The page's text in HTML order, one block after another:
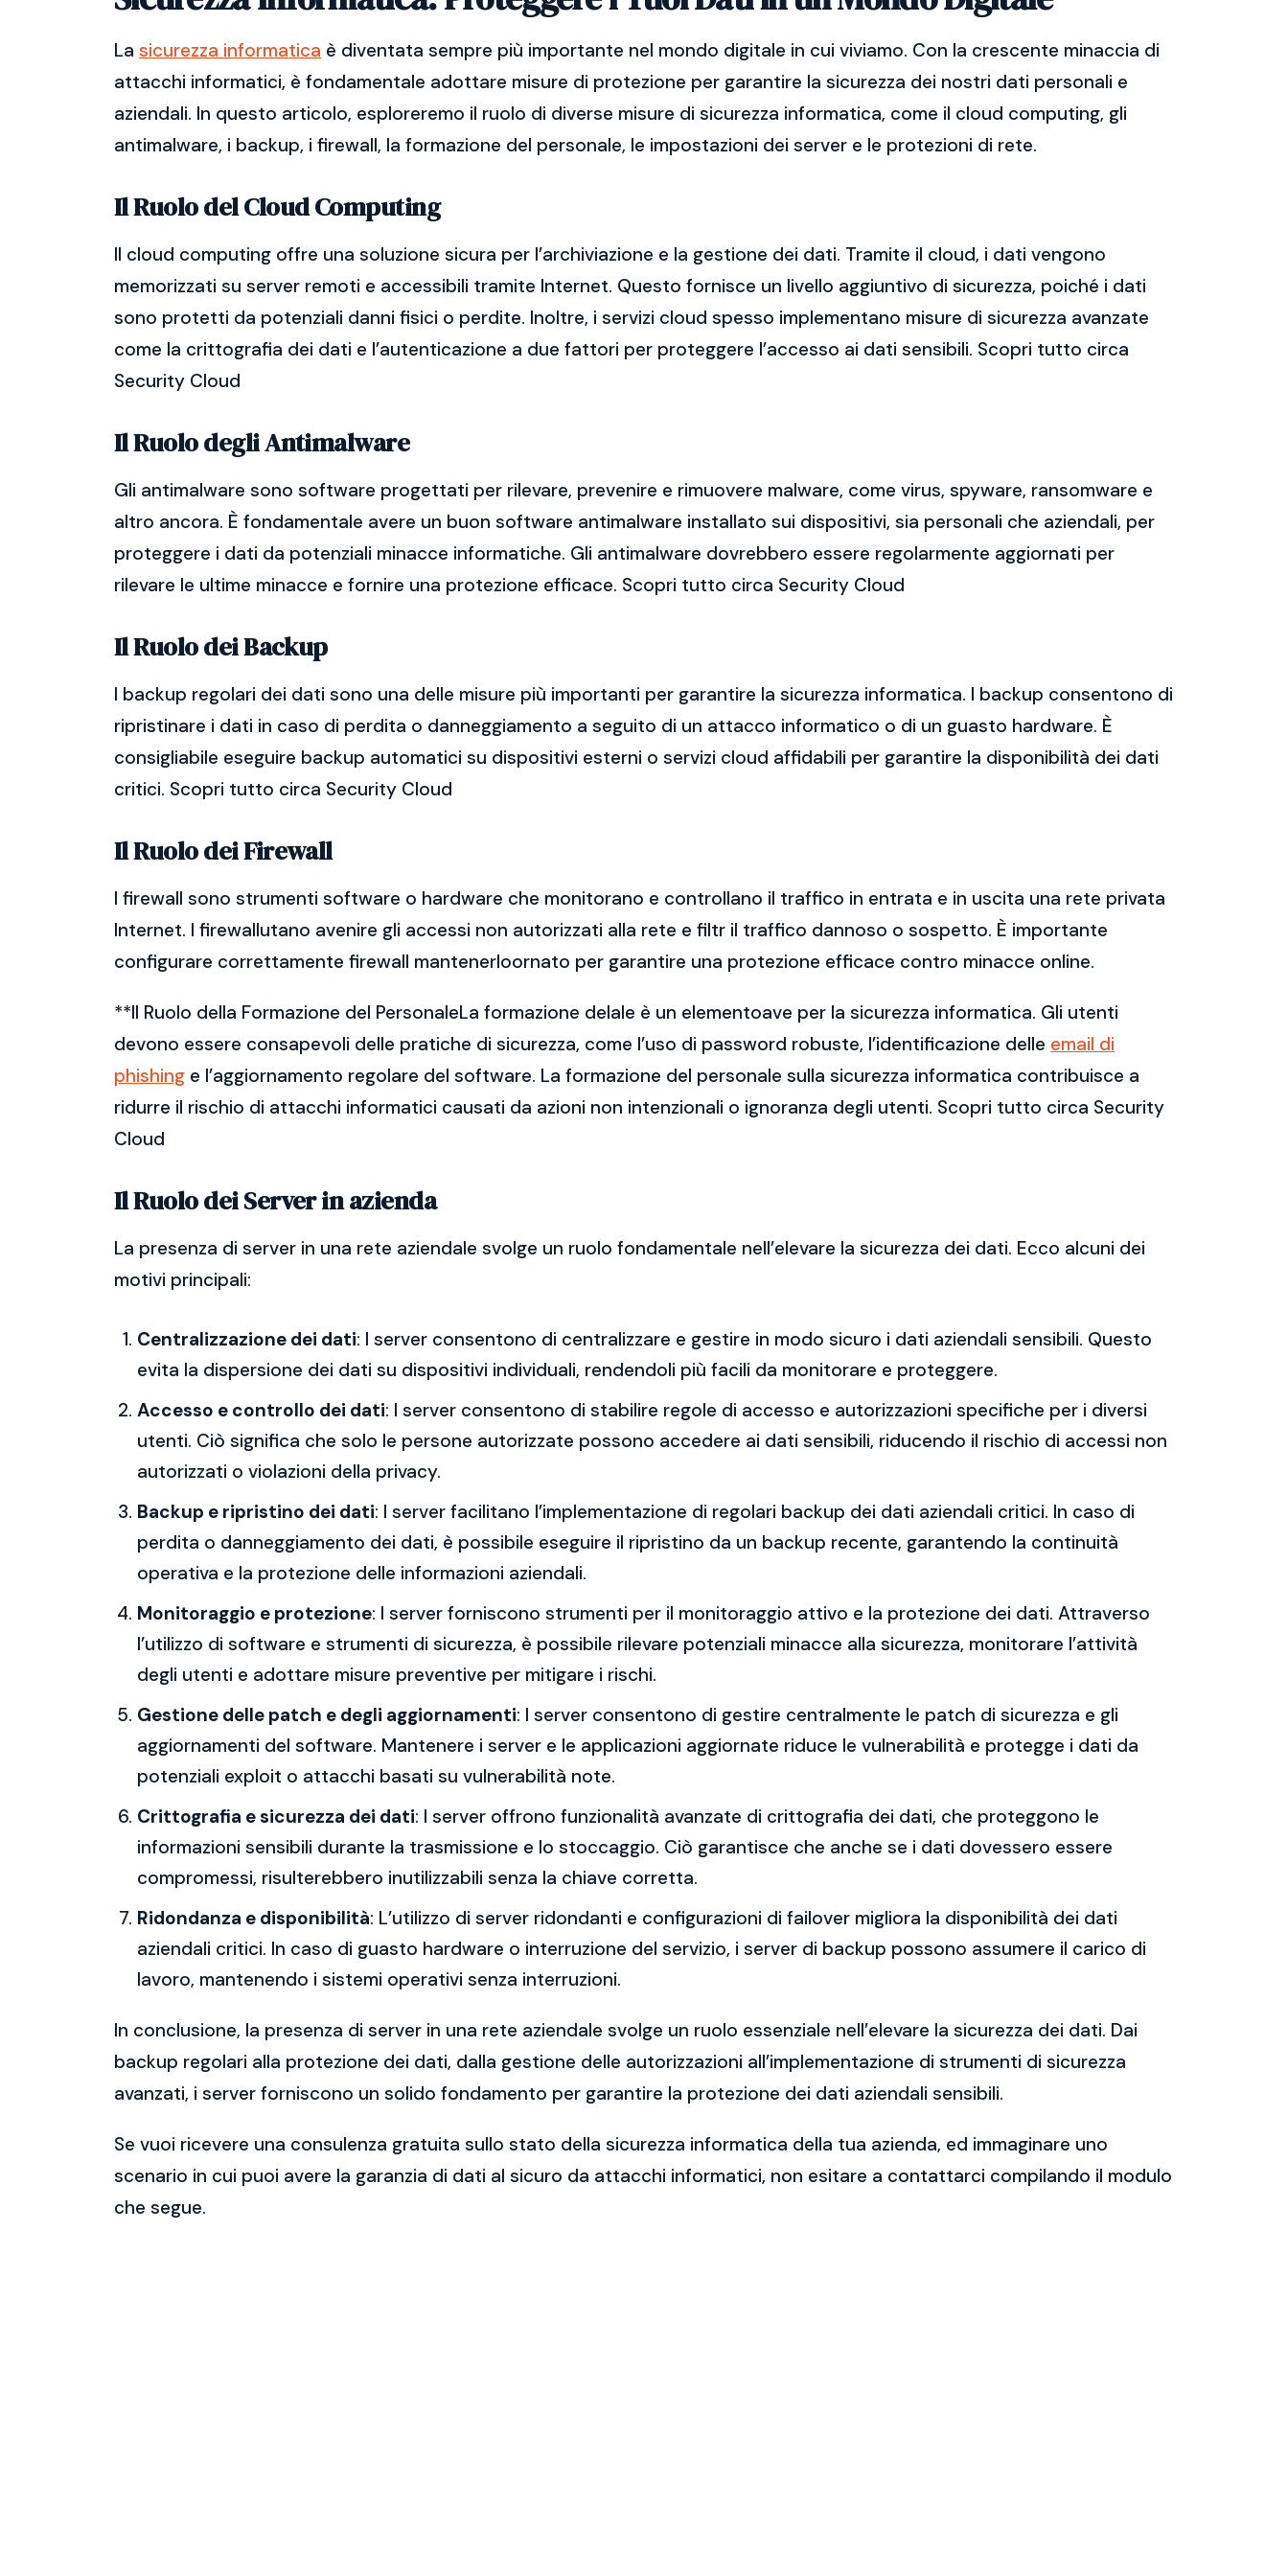
La sicurezza informatica è diventata sempre più importante nel mondo digitale in cui viviamo. Con la crescente minaccia di
attacchi informatici, è fondamentale adottare misure di protezione per garantire la sicurezza dei nostri dati personali e
aziendali. In questo articolo, esploreremo il ruolo di diverse misure di sicurezza informatica, come il cloud computing, gli
antimalware, i backup, i firewall, la formazione del personale, le impostazioni dei server e le protezioni di rete.
Il Ruolo del Cloud Computing
Il cloud computing offre una soluzione sicura per l’archiviazione e la gestione dei dati. Tramite il cloud, i dati vengono
memorizzati su server remoti e accessibili tramite Internet. Questo fornisce un livello aggiuntivo di sicurezza, poiché i dati
sono protetti da potenziali danni fisici o perdite. Inoltre, i servizi cloud spesso implementano misure di sicurezza avanzate
come la crittografia dei dati e l’autenticazione a due fattori per proteggere l’accesso ai dati sensibili. Scopri tutto circa
Security Cloud
Il Ruolo degli Antimalware
Gli antimalware sono software progettati per rilevare, prevenire e rimuovere malware, come virus, spyware, ransomware e
altro ancora. È fondamentale avere un buon software antimalware installato sui dispositivi, sia personali che aziendali, per
proteggere i dati da potenziali minacce informatiche. Gli antimalware dovrebbero essere regolarmente aggiornati per
rilevare le ultime minacce e fornire una protezione efficace. Scopri tutto circa Security Cloud
Il Ruolo dei Backup
I backup regolari dei dati sono una delle misure più importanti per garantire la sicurezza informatica. I backup consentono di
ripristinare i dati in caso di perdita o danneggiamento a seguito di un attacco informatico o di un guasto hardware. È
consigliabile eseguire backup automatici su dispositivi esterni o servizi cloud affidabili per garantire la disponibilità dei dati
critici. Scopri tutto circa Security Cloud
Il Ruolo dei Firewall
I firewall sono strumenti software o hardware che monitorano e controllano il traffico in entrata e in uscita una rete privata
Internet. I firewallutano avenire gli accessi non autorizzati alla rete e filtr il traffico dannoso o sospetto. È importante
configurare correttamente firewall mantenerloornato per garantire una protezione efficace contro minacce online.
**Il Ruolo della Formazione del PersonaleLa formazione delale è un elementoave per la sicurezza informatica. Gli utenti
devono essere consapevoli delle pratiche di sicurezza, come l’uso di password robuste, l’identificazione delle email di
phishing e l’aggiornamento regolare del software. La formazione del personale sulla sicurezza informatica contribuisce a
ridurre il rischio di attacchi informatici causati da azioni non intenzionali o ignoranza degli utenti. Scopri tutto circa Security
Cloud
Il Ruolo dei Server in azienda
La presenza di server in una rete aziendale svolge un ruolo fondamentale nell’elevare la sicurezza dei dati. Ecco alcuni dei
motivi principali:
Centralizzazione dei dati: I server consentono di centralizzare e gestire in modo sicuro i dati aziendali sensibili. Questo
evita la dispersione dei dati su dispositivi individuali, rendendoli più facili da monitorare e proteggere.
Accesso e controllo dei dati: I server consentono di stabilire regole di accesso e autorizzazioni specifiche per i diversi
utenti. Ciò significa che solo le persone autorizzate possono accedere ai dati sensibili, riducendo il rischio di accessi non
autorizzati o violazioni della privacy.
Backup e ripristino dei dati: I server facilitano l’implementazione di regolari backup dei dati aziendali critici. In caso di
perdita o danneggiamento dei dati, è possibile eseguire il ripristino da un backup recente, garantendo la continuità
operativa e la protezione delle informazioni aziendali.
Monitoraggio e protezione: I server forniscono strumenti per il monitoraggio attivo e la protezione dei dati. Attraverso
l’utilizzo di software e strumenti di sicurezza, è possibile rilevare potenziali minacce alla sicurezza, monitorare l’attività
degli utenti e adottare misure preventive per mitigare i rischi.
Gestione delle patch e degli aggiornamenti: I server consentono di gestire centralmente le patch di sicurezza e gli
aggiornamenti del software. Mantenere i server e le applicazioni aggiornate riduce le vulnerabilità e protegge i dati da
potenziali exploit o attacchi basati su vulnerabilità note.
Crittografia e sicurezza dei dati: I server offrono funzionalità avanzate di crittografia dei dati, che proteggono le
informazioni sensibili durante la trasmissione e lo stoccaggio. Ciò garantisce che anche se i dati dovessero essere
compromessi, risulterebbero inutilizzabili senza la chiave corretta.
Ridondanza e disponibilità: L’utilizzo di server ridondanti e configurazioni di failover migliora la disponibilità dei dati
aziendali critici. In caso di guasto hardware o interruzione del servizio, i server di backup possono assumere il carico di
lavoro, mantenendo i sistemi operativi senza interruzioni.
In conclusione, la presenza di server in una rete aziendale svolge un ruolo essenziale nell’elevare la sicurezza dei dati. Dai
backup regolari alla protezione dei dati, dalla gestione delle autorizzazioni all’implementazione di strumenti di sicurezza
avanzati, i server forniscono un solido fondamento per garantire la protezione dei dati aziendali sensibili.
Se vuoi ricevere una consulenza gratuita sullo stato della sicurezza informatica della tua azienda, ed immaginare uno
scenario in cui puoi avere la garanzia di dati al sicuro da attacchi informatici, non esitare a contattarci compilando il modulo
che segue.